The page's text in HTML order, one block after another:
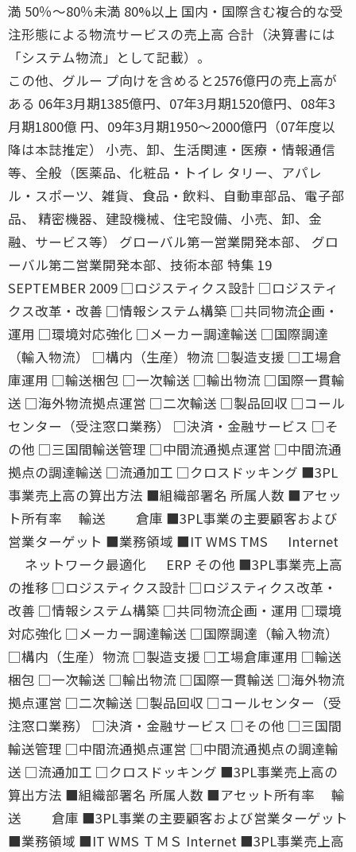
満 50％〜80％未満 80%以上 国内・国際含む複合的な受
注形態による物流サービスの売上高 合計（決算書には
「システム物流」として記載）。
この他、グルー プ向けを含めると2576億円の売上高が
ある 06年3月期1385億円、07年3月期1520億円、08年3
月期1800億 円、09年3月期1950〜2000億円（07年度以
降は本誌推定） 小売、卸、生活関連・医療・情報通信
等、全般（医薬品、化粧品・トイレ タリー、アパレ
ル・スポーツ、雑貨、食品・飲料、自動車部品、電子部
品、 精密機器、建設機械、住宅設備、小売、卸、金
融、サービス等） グローバル第一営業開発本部、 グロ
ーバル第二営業開発本部、技術本部 特集 19
SEPTEMBER 2009 □ロジスティクス設計 □ロジスティ
クス改革・改善 □情報システム構築 □共同物流企画・
運用 □環境対応強化 □メーカー調達輸送 □国際調達
（輸入物流） □構内（生産）物流 □製造支援 □工場倉
庫運用 □輸送梱包 □一次輸送 □輸出物流 □国際一貫輸
送 □海外物流拠点運営 □二次輸送 □製品回収 □コール
センター（受注窓口業務） □決済・金融サービス □そ
の他 □三国間輸送管理 □中間流通拠点運営 □中間流通
拠点の調達輸送 □流通加工 □クロスドッキング ■3PL
事業売上高の算出方法 ■組織部署名 所属人数 ■アセッ
ト所有率 輸送 倉庫 ■3PL事業の主要顧客および
営業ターゲット ■業務領域 ■IT WMS TMS Internet
ネットワーク最適化 ERP その他 ■3PL事業売上高
の推移 □ロジスティクス設計 □ロジスティクス改革・
改善 □情報システム構築 □共同物流企画・運用 □環境
対応強化 □メーカー調達輸送 □国際調達（輸入物流）
□構内（生産）物流 □製造支援 □工場倉庫運用 □輸送
梱包 □一次輸送 □輸出物流 □国際一貫輸送 □海外物流
拠点運営 □二次輸送 □製品回収 □コールセンター（受
注窓口業務） □決済・金融サービス □その他 □三国間
輸送管理 □中間流通拠点運営 □中間流通拠点の調達輸
送 □流通加工 □クロスドッキング ■3PL事業売上高の
算出方法 ■組織部署名 所属人数 ■アセット所有率 輸
送 倉庫 ■3PL事業の主要顧客および営業ターゲット
■業務領域 ■IT WMS ＴＭＳ Internet ■3PL事業売上高